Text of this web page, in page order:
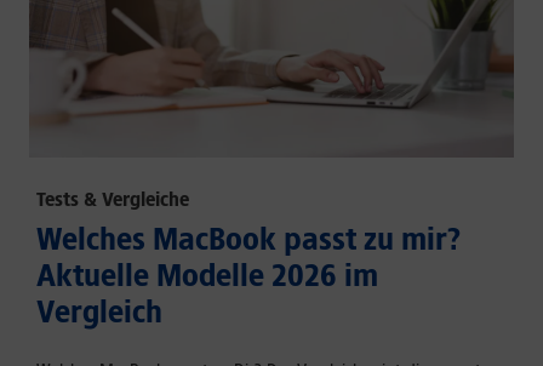
Tests & Vergleiche
Welches MacBook passt zu mir?
Aktuelle Modelle 2026 im
Vergleich